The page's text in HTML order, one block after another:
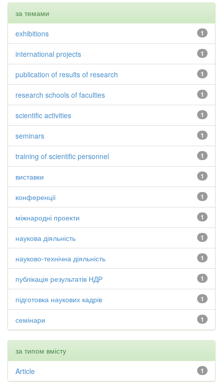
за темами
1
exhibitions
1
international projects
1
publication of results of research
1
research schools of faculties
1
scientific activities
1
seminars
1
training of scientific personnel
1
виставки
1
конференції
1
міжнародні проекти
1
наукова діяльність
1
науково-технічна діяльність
1
публікація результатів НДР
1
підготовка наукових кадрів
1
семінари
за типом вмісту
1
Article